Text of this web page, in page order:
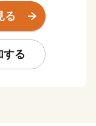
ジャンボかきま
で賑わいます。
ら、能登ワイン
力強い観光資源
る
する